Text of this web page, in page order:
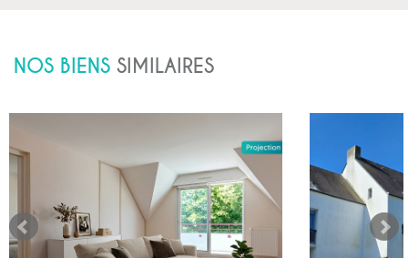
NOS BIENS SIMILAIRES